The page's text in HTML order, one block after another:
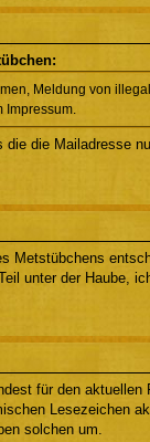
Meldung von
Impressum.
die Mailadresse
Metstübchens
unter der Haube,
für den
Lesezeichen
solchen um.